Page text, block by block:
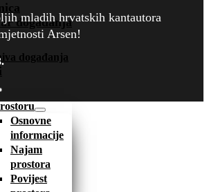
događanja
događanja
Osnovne
informacije
Najam
prostora
Povijest
mladih hrvatskih kantautora
Arsen!